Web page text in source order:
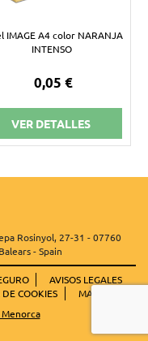
IMAGE A4 color NARANJA
INTENSO
0,05 €
VER DETALLES
Rosinyol, 27-31 - 07760
- Spain
AVISOS LEGALES
COOKIES
MAPA WEB